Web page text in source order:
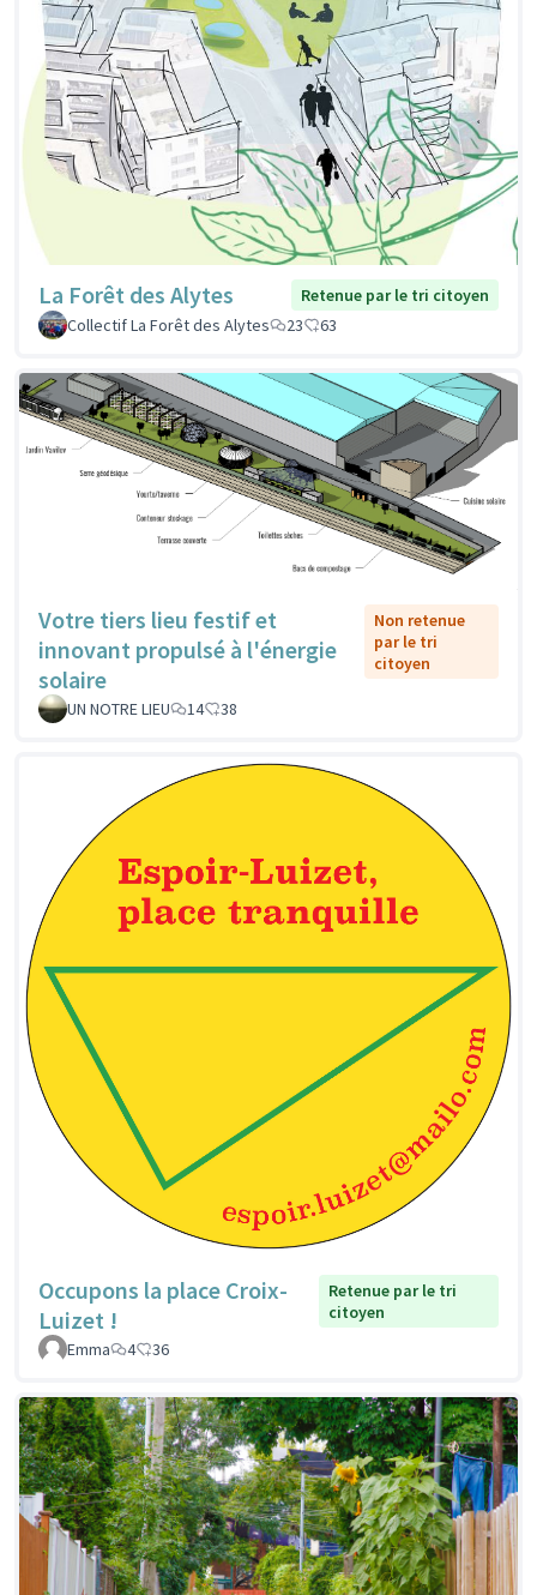
La Forêt des Alytes
Retenue par le tri citoyen
Collectif La Forêt des Alytes
23 63
Votre tiers lieu festif et
innovant propulsé à l'énergie
solaire
Non retenue
par le tri
citoyen
UN NOTRE LIEU 14 38
Occupons la place Croix-
Luizet !
Retenue par le tri
citoyen
Emma
4 36